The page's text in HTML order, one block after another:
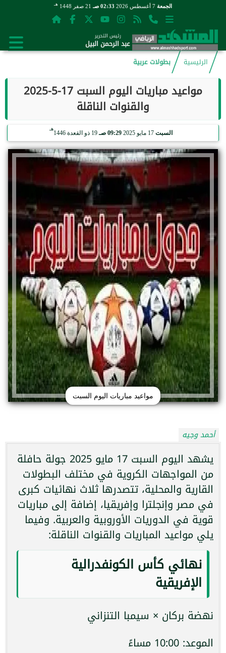
الجمعة 02:33 صـ 21 صفر 1448 هـ
رئيس التحرير
عبد الرحمن البيل
الرئيسية
بطولات عربية
مواعيد مباريات اليوم السبت 17-5-2025
والقنوات الناقلة
السبت 09:29 صـ 19 ذو القعدة 1446
هـ
مواعيد مباريات اليوم السبت
أحمد وجيه
يشهد اليوم السبت 17 مايو 2025 جولة حافلة
من المواجهات الكروية في مختلف البطولات
القارية والمحلية، تتصدرها ثلاث نهائيات كبرى
في مصر وإنجلترا وإفريقيا، إضافة إلى مباريات
قوية في الدوريات الأوروبية والعربية. وفيما
يلي مواعيد المباريات والقنوات الناقلة:
نهائي كأس الكونفدرالية
الإفريقية
نهضة بركان × سيمبا التنزاني
الموعد: 10:00 مساءً